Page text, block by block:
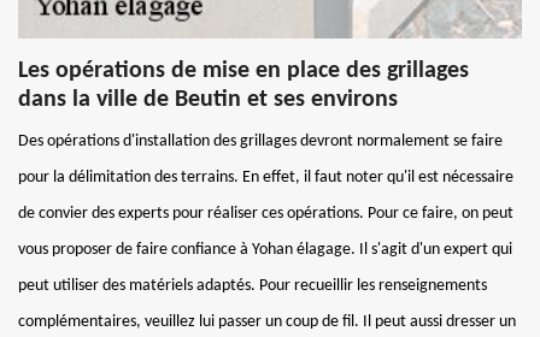
Les opérations de mise en place des grillages
dans la ville de Beutin et ses environs
Des opérations d'installation des grillages devront normalement se faire
pour la délimitation des terrains. En effet, il faut noter qu'il est nécessaire
de convier des experts pour réaliser ces opérations. Pour ce faire, on peut
vous proposer de faire confiance à Yohan élagage. Il s'agit d'un expert qui
peut utiliser des matériels adaptés. Pour recueillir les renseignements
complémentaires, veuillez lui passer un coup de fil. Il peut aussi dresser un